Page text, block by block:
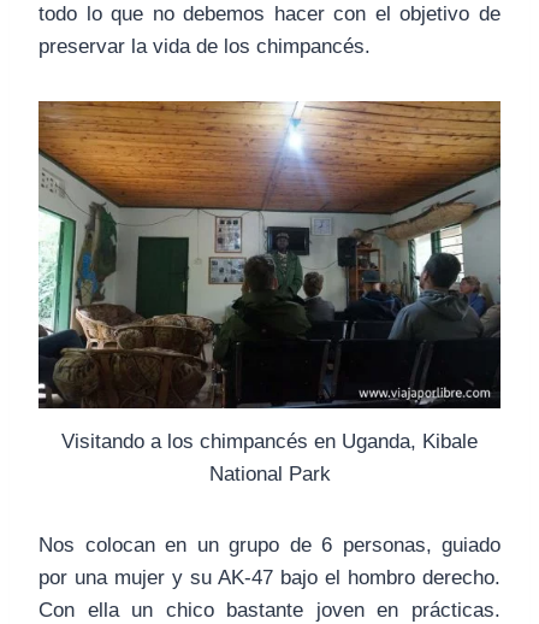
todo lo que no debemos hacer con el objetivo de
preservar la vida de los chimpancés.
Visitando a los chimpancés en Uganda, Kibale
National Park
Nos colocan en un grupo de 6 personas, guiado
por una mujer y su AK-47 bajo el hombro derecho.
Con ella un chico bastante joven en prácticas.